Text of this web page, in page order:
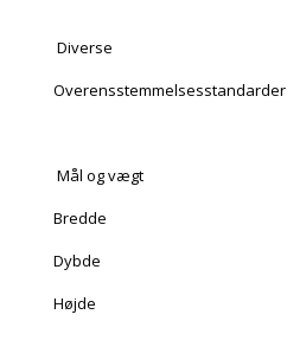
Diverse
Overensstemmelsesstandarder
Mål og vægt
Bredde
Dybde
Højde